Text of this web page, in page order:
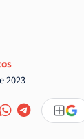
2023